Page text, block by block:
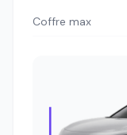
Coffre max